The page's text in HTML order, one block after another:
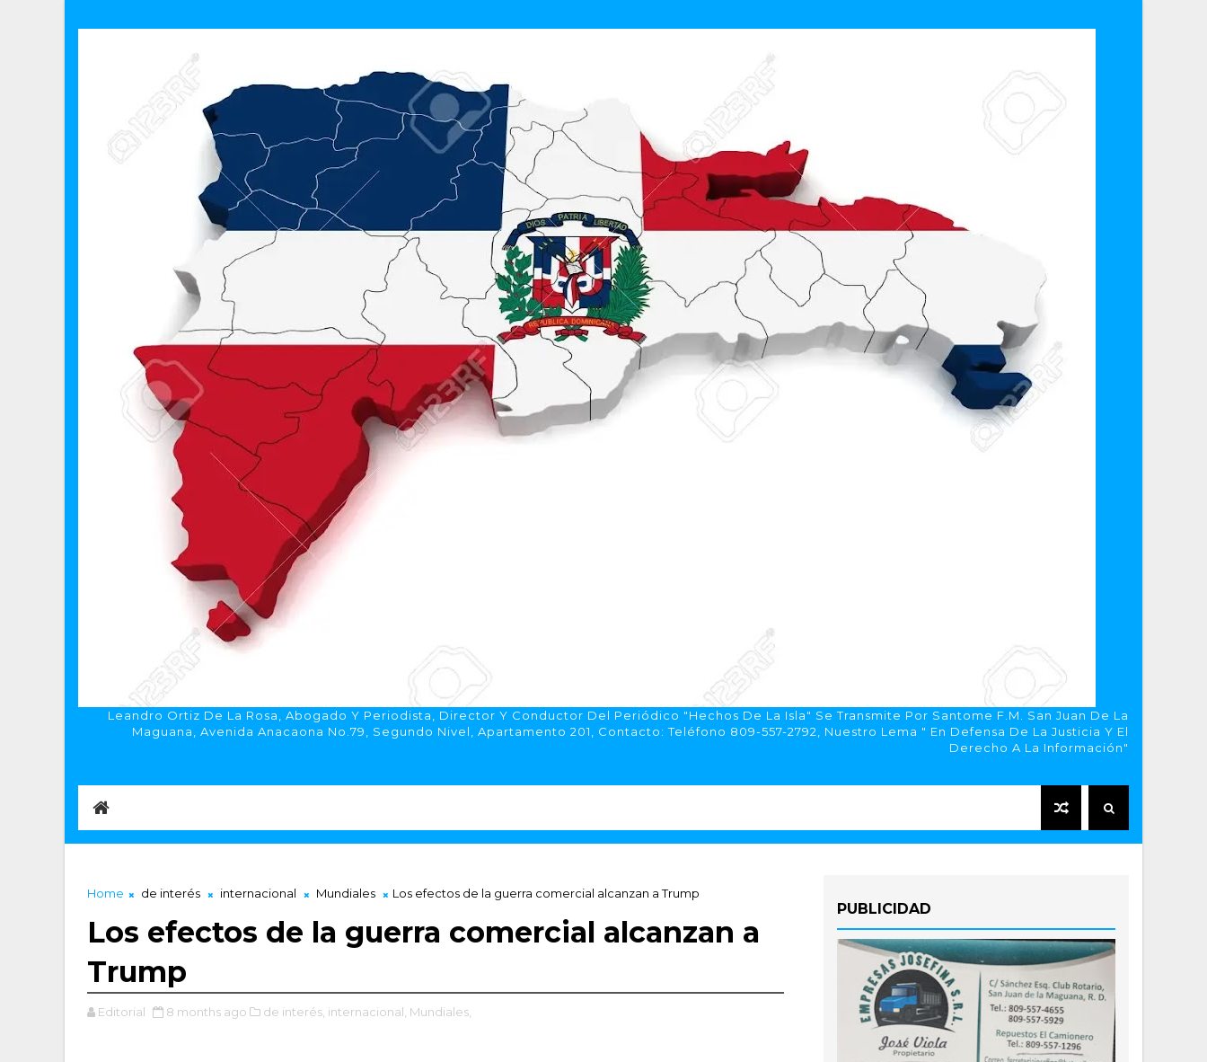
Leandro Ortiz De La Rosa, Abogado Y Periodista, Director Y Conductor Del Periódico "Hechos De La Isla" Se Transmite Por Santome F.M. San Juan De La
Maguana, Avenida Anacaona No.79, Segundo Nivel, Apartamento 201, Contacto: Teléfono 809-557-2792, Nuestro Lema " En Defensa De La Justicia Y El
Derecho A La Información"
Home de interés internacional Mundiales Los efectos de la guerra comercial alcanzan a Trump
Los efectos de la guerra comercial alcanzan a
Trump
Editorial 8 months ago de interés, internacional, Mundiales,
PUBLICIDAD